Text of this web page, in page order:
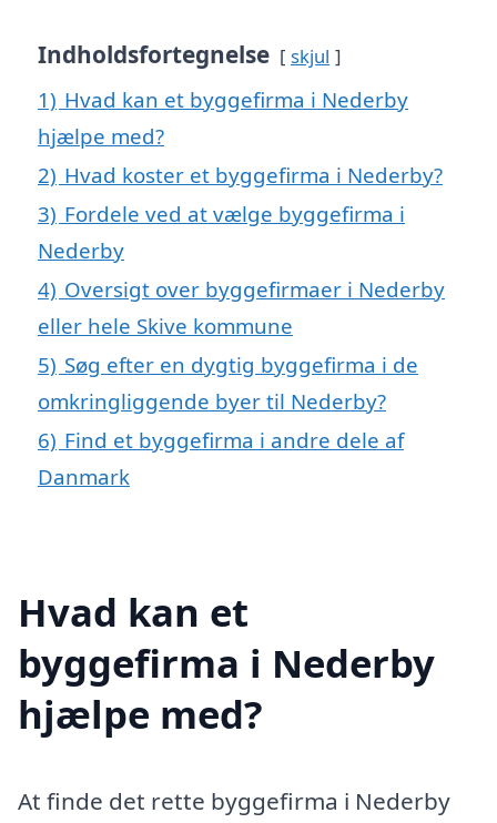
Indholdsfortegnelse skjul
1) Hvad kan et byggefirma i Nederby
hjælpe med?
2) Hvad koster et byggefirma i Nederby?
3) Fordele ved at vælge byggefirma i
Nederby
4) Oversigt over byggefirmaer i Nederby
eller hele Skive kommune
5) Søg efter en dygtig byggefirma i de
omkringliggende byer til Nederby?
6) Find et byggefirma i andre dele af
Danmark
Hvad kan et
byggefirma i Nederby
hjælpe med?
At finde det rette byggefirma i Nederby